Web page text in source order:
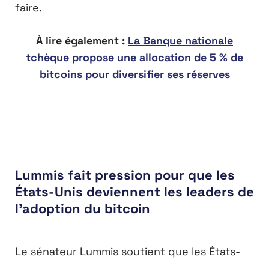
faire.
À lire également : La Banque nationale
tchèque propose une allocation de 5 % de
bitcoins pour diversifier ses réserves
Lummis fait pression pour que les
États-Unis deviennent les leaders de
l’adoption du bitcoin
Le sénateur Lummis soutient que les États-